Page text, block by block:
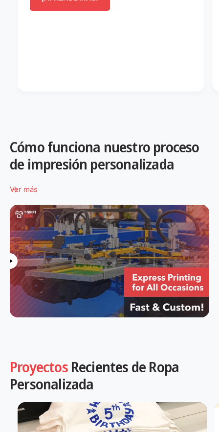
Cómo funciona nuestro proceso
de impresión personalizada
Ver más
Proyectos Recientes de Ropa
Personalizada